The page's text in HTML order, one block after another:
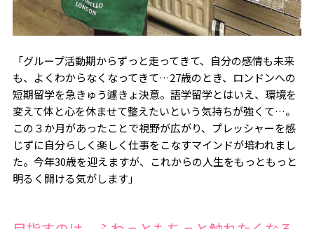
「グループ活動期からずっと走ってきて、自分の感情も未来
も、よくわからなくなってきて…27歳のとき、ロンドンへの
短期留学を急きゅう遽きょ決意。語学留学とはいえ、環境を
変えて体と心を休ませて整えたいという気持ちが強くて…。
この３か月があったことで視野が広がり、プレッシャーを感
じずに自分らしく楽しく仕事をこなすマインドが培われまし
た。今年30歳を迎えますが、これからの人生をもっともっと
明るく開ける気がします」